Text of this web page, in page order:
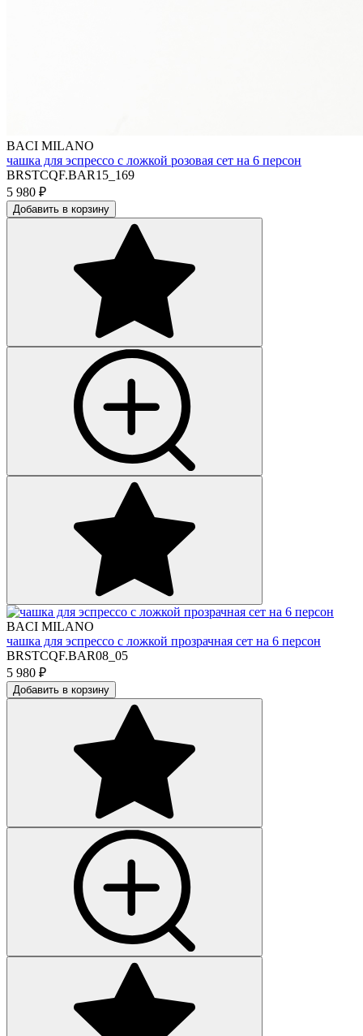
BACI MILANO
чашка для эспрессо с ложкой розовая сет на 6 персон
BRSTCQF.BAR15_169
5 980 ₽
Добавить в корзину
BACI MILANO
чашка для эспрессо с ложкой прозрачная сет на 6 персон
BRSTCQF.BAR08_05
5 980 ₽
Добавить в корзину